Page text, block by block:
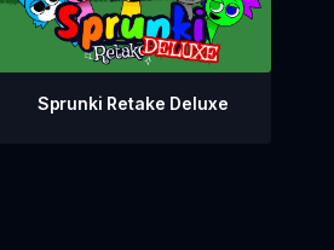
Sprunki Retake Deluxe